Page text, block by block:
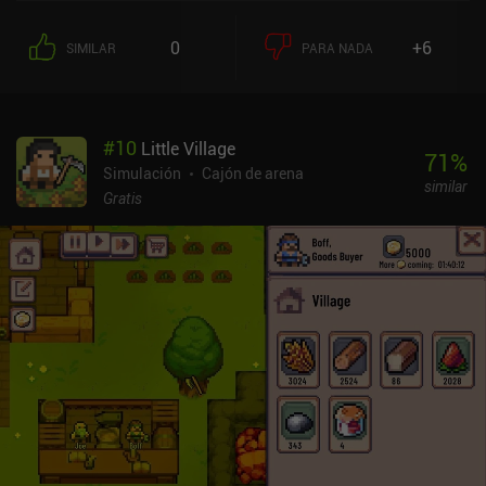
datos son válidos y se ajustan a nuestro reglamento. Por último,
decidimos si aprobamos o rechazamos la solicitud. Tomar
Pero no es una hazaña fácil, ya que cada nuevo día introduce más
reglas y más prestatarios que procesar en un plazo de tiempo
limitado. A diferencia de otros juegos similares, no tenemos
nuestras ganancias en diversas mejoras temporales o
permanentes. Éstas nos permiten guardar dinero para futuras
carreras, aumentar el número de errores permitidos y mucho más.
Así que el juego es esencialmente un rogue-lite, en el que las
carreras posteriores se vuelven más fáciles gracias a nuestras
mejoras. Y si conseguimos superar la campaña, puede que incluso
desbloqueemos un modo de supervivencia sin fin. Bad Credit se
monetiza mediante iAPs para pistas y un aumento permanente de
nuestro número de errores permitidos, lo que hace que el juego sea
más rápido y fácil de superar. Puede que no sea tan elaborado
mecánicamente ni tenga una historia tan atractiva como Papers,
SIMILAR 0 PARA NADA +6
#10 Little Village
Simulación
Cajón de arena
Gratis
71%
similar